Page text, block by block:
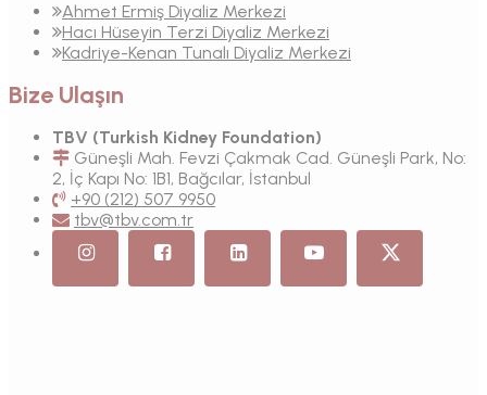
Ahmet Ermiş Diyaliz Merkezi
Hacı Hüseyin Terzi Diyaliz Merkezi
Kadriye-Kenan Tunalı Diyaliz Merkezi
Bize Ulaşın
TBV (Turkish Kidney Foundation)
Güneşli Mah. Fevzi Çakmak Cad. Güneşli Park, No:
2, İç Kapı No: 1B1, Bağcılar, İstanbul
+90 (212) 507 9950
tbv@tbv.com.tr